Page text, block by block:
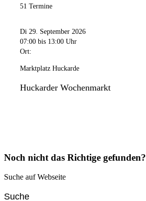
51 Termine
Di 29. September 2026
07:00 bis 13:00 Uhr
Ort:
Marktplatz Huckarde
Huckarder Wochenmarkt
Noch nicht das Richtige gefunden?
Suche auf Webseite